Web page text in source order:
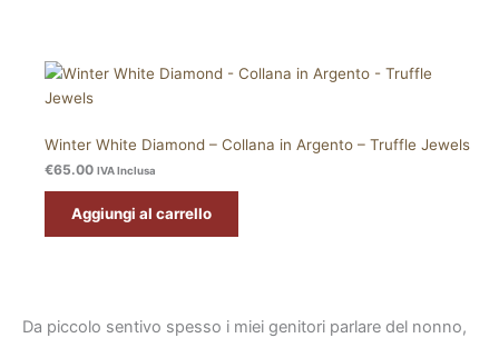
Winter White Diamond – Collana in Argento – Truffle Jewels
€65.00 IVA Inclusa
Aggiungi al carrello
Da piccolo sentivo spesso i miei genitori parlare del nonno,